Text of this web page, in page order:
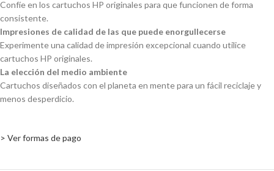
Confíe en los cartuchos HP originales para que funcionen de forma
consistente.
Impresiones de calidad de las que puede enorgullecerse
Experimente una calidad de impresión excepcional cuando utilice
cartuchos HP originales.
La elección del medio ambiente
Cartuchos diseñados con el planeta en mente para un fácil reciclaje y
menos desperdicio.
> Ver formas de pago